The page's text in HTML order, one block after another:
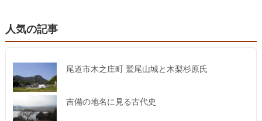
人気の記事
尾道市木之庄町 鷲尾山城と木梨杉原氏
吉備の地名に見る古代史